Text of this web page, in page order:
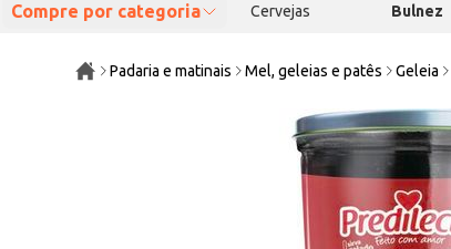
Compre por categoria Cervejas Bulnez
Padaria e matinais Mel, geleias e patês Geleia